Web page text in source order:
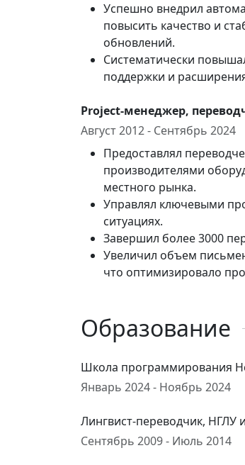
Успешно внедрил
повысить качество и
обновлений.
Систематически
поддержки и
Project-менеджер,
Август 2012 - Сентябрь 2024
Предоставлял
производителями
местного рынка.
Управлял ключевыми
ситуациях.
Завершил более 3000
Увеличил объем
что оптимизировало
Образование
Школа программирования
Январь 2024 - Ноябрь 2024
Лингвист-переводчик,
Сентябрь 2009 - Июль 2014